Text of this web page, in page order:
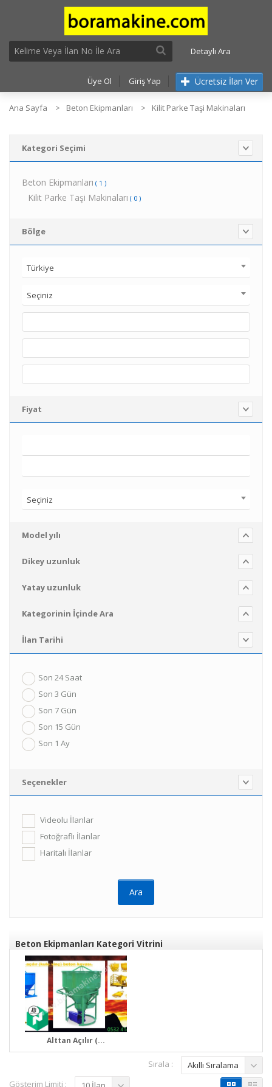
Detaylı Ara
Üye Ol Giriş Yap Ücretsiz İlan Ver
Ana Sayfa Beton Ekipmanları Kilit Parke Taşi Makinaları
Kategori Seçimi
Beton Ekipmanları ( 1 )
Kilit Parke Taşi Makinaları ( 0 )
Bölge
Türkiye
Seçiniz
Fiyat
Seçiniz
Model yılı
Dikey uzunluk
Yatay uzunluk
Kategorinin İçinde Ara
İlan Tarihi
Son 24 Saat
Son 3 Gün
Son 7 Gün
Son 15 Gün
Son 1 Ay
Seçenekler
Videolu İlanlar
Fotoğraflı İlanlar
Haritalı İlanlar
Beton Ekipmanları Kategori Vitrini
Alttan Açılır (...
Sırala :
Akıllı Sıralama
Gösterim Limiti :